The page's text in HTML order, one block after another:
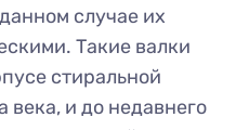
случае их
Такие валки
стиральной
и до недавнего